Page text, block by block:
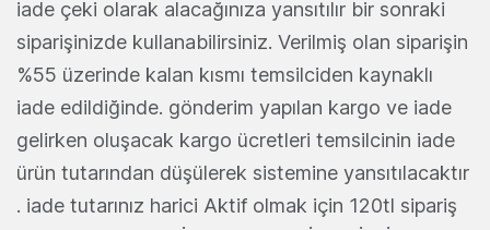
iade çeki olarak alacağınıza yansıtılır bir sonraki
siparişinizde kullanabilirsiniz. Verilmiş olan siparişin
%55 üzerinde kalan kısmı temsilciden kaynaklı
iade edildiğinde. gönderim yapılan kargo ve iade
gelirken oluşacak kargo ücretleri temsilcinin iade
ürün tutarından düşülerek sistemine yansıtılacaktır
. iade tutarınız harici Aktif olmak için 120tl sipariş